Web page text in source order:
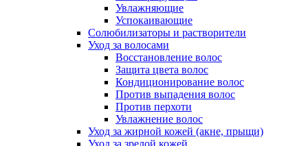
Увлажняющие
Успокаивающие
Солюбилизаторы и растворители
Уход за волосами
Восстановление волос
Защита цвета волос
Кондиционирование волос
Против выпадения волос
Против перхоти
Увлажнение волос
Уход за жирной кожей (акне, прыщи)
Уход за зрелой кожей